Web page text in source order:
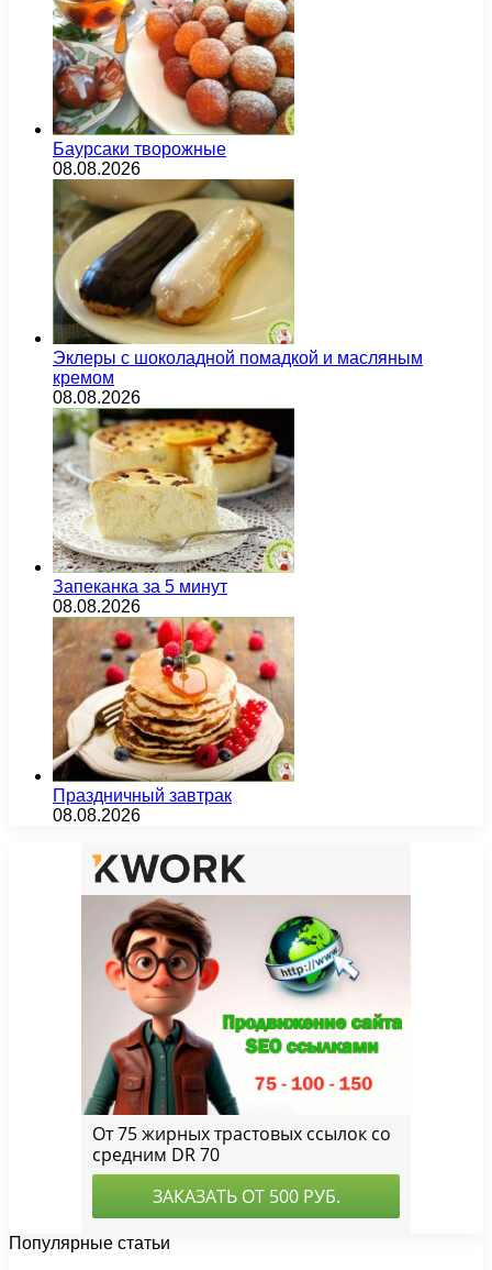
Баурсаки творожные
08.08.2026
Эклеры с шоколадной помадкой и масляным
кремом
08.08.2026
Запеканка за 5 минут
08.08.2026
Праздничный завтрак
08.08.2026
Популярные статьи